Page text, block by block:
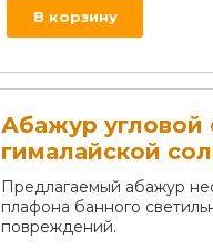
В корзину
Абажур угловой
гималайской
Предлагаемый абажур
плафона банного
повреждений.